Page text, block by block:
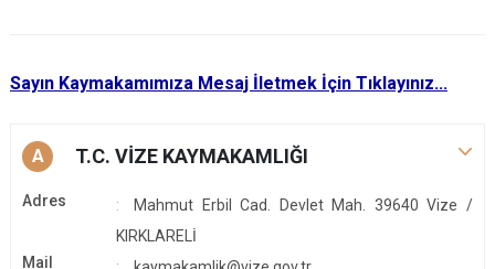
Kofçaz
Pehlivanköy
Pınarhisar
Sayın Kaymakamımıza Mesaj İletmek İçin Tıklayınız...
A T.C. VİZE KAYMAKAMLIĞI
Adres
Mahmut Erbil Cad. Devlet Mah. 39640 Vize /
KIRKLARELİ
Mail